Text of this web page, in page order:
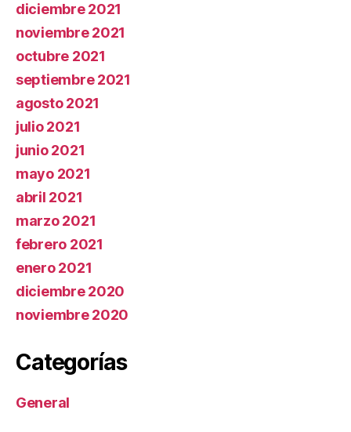
diciembre 2021
noviembre 2021
octubre 2021
septiembre 2021
agosto 2021
julio 2021
junio 2021
mayo 2021
abril 2021
marzo 2021
febrero 2021
enero 2021
diciembre 2020
noviembre 2020
Categorías
General